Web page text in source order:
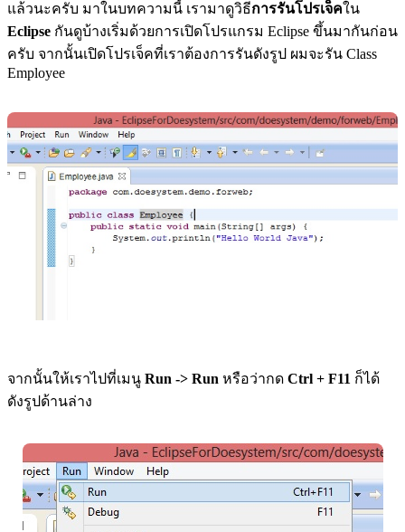
แล้วนะครับ มาในบทความนี้ เรามาดูวิธีการรันโปรเจ็คใน
Eclipse กันดูบ้างเริ่มด้วยการเปิดโปรแกรม Eclipse ขึ้นมากันก่อน
ครับ จากนั้นเปิดโปรเจ็คที่เราต้องการรันดังรูป ผมจะรัน Class
Employee
จากนั้นให้เราไปที่เมนู Run -> Run หรือว่ากด Ctrl + F11 ก็ได้
ดังรูปด้านล่าง